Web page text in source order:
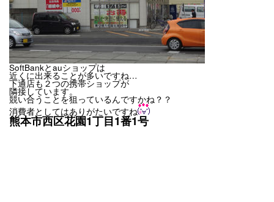
SoftBankとauショップは
近くに出来ることが多いですね…
下通店も２つの携帯ショップが
隣接しています。
競い合うことを狙っているんですかね？？
消費者としてはありがたいですね
熊本市西区花園1丁目1番1号